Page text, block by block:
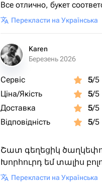
Все отлично, букет
Перекласти на Українська
Karen
Березень 2026
Сервіс 5/5
Ціна/Якість
5/5
Доставка
5/5
Відповідність
5/5
Շատ գեղեցիկ
Խորհուրդ եմ տալիս
Перекласти на Українська